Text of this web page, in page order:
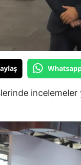
incelemeler